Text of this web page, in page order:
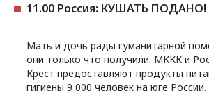
11.00 Россия: КУШАТЬ ПОДАНО!
Мать и дочь рады гуманитарной
они только что получили. МККК и
Крест предоставляют продукты
гигиены 9 000 человек на юге России.